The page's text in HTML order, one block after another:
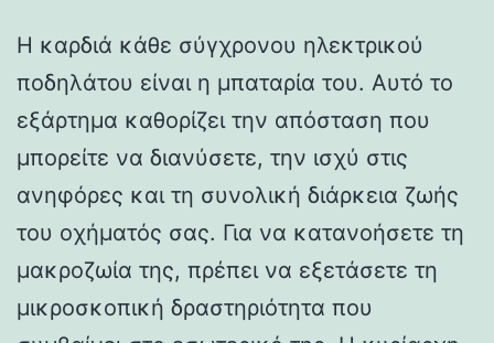
Η καρδιά κάθε σύγχρονου ηλεκτρικού
ποδηλάτου είναι η μπαταρία του. Αυτό το
εξάρτημα καθορίζει την απόσταση που
μπορείτε να διανύσετε, την ισχύ στις
ανηφόρες και τη συνολική διάρκεια ζωής
του οχήματός σας. Για να κατανοήσετε τη
μακροζωία της, πρέπει να εξετάσετε τη
μικροσκοπική δραστηριότητα που